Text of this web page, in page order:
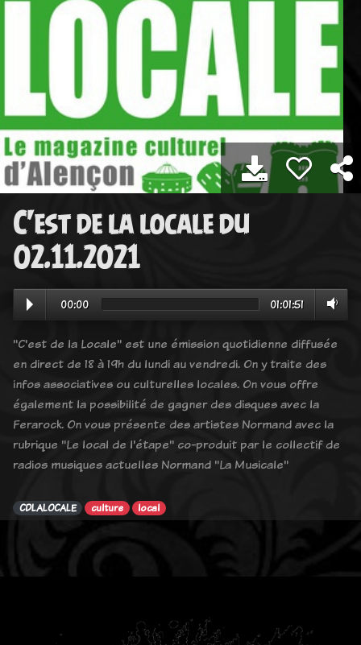
C'est de la locale du
02.11.2021
00:00 01:01:51
"C'est de la Locale" est une émission quotidienne diffusée
en direct de 18 à 19h du lundi au vendredi. On y traite des
infos associatives ou culturelles locales. On vous offre
également la possibilité de gagner des disques avec la
Ferarock. On vous présente des artistes Normand avec la
rubrique "Le local de l'étape" co-produit par le collectif de
radios musiques actuelles Normand "La Musicale"
CDLALOCALE culture local